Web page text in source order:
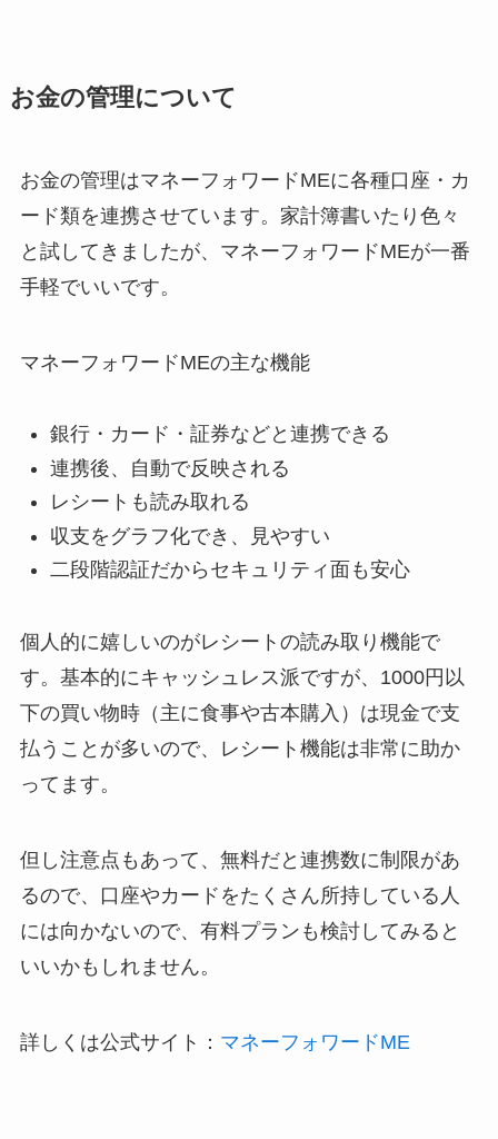
お金の管理について
お金の管理はマネーフォワードMEに各種口座・カ
ード類を連携させています。家計簿書いたり色々
と試してきましたが、マネーフォワードMEが一番
手軽でいいです。
マネーフォワードMEの主な機能
銀行・カード・証券などと連携できる
連携後、自動で反映される
レシートも読み取れる
収支をグラフ化でき、見やすい
二段階認証だからセキュリティ面も安心
個人的に嬉しいのがレシートの読み取り機能で
す。基本的にキャッシュレス派ですが、1000円以
下の買い物時（主に食事や古本購入）は現金で支
払うことが多いので、レシート機能は非常に助か
ってます。
但し注意点もあって、無料だと連携数に制限があ
るので、口座やカードをたくさん所持している人
には向かないので、有料プランも検討してみると
いいかもしれません。
詳しくは公式サイト： マネーフォワードME